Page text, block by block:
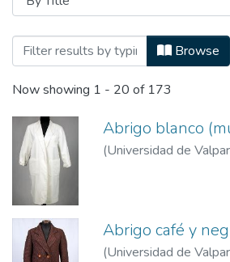
Browsing Fondo Centro
Browse
Now showing 1 - 20 of 173
Abrigo blanco
(Universidad de
Abrigo café y
(Universidad de